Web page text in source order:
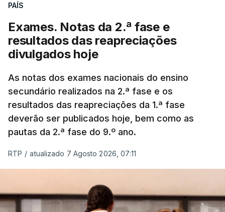
PAÍS
Exames. Notas da 2.ª fase e
resultados das reapreciações
divulgados hoje
As notas dos exames nacionais do ensino
secundário realizados na 2.ª fase e os
resultados das reapreciações da 1.ª fase
deverão ser publicados hoje, bem como as
pautas da 2.ª fase do 9.º ano.
RTP / atualizado 7 Agosto 2026, 07:11